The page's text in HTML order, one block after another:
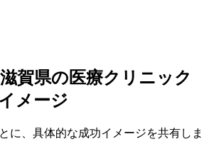
賀県の医療クリニック
メージ
に、具体的な成功イメージを共有しま